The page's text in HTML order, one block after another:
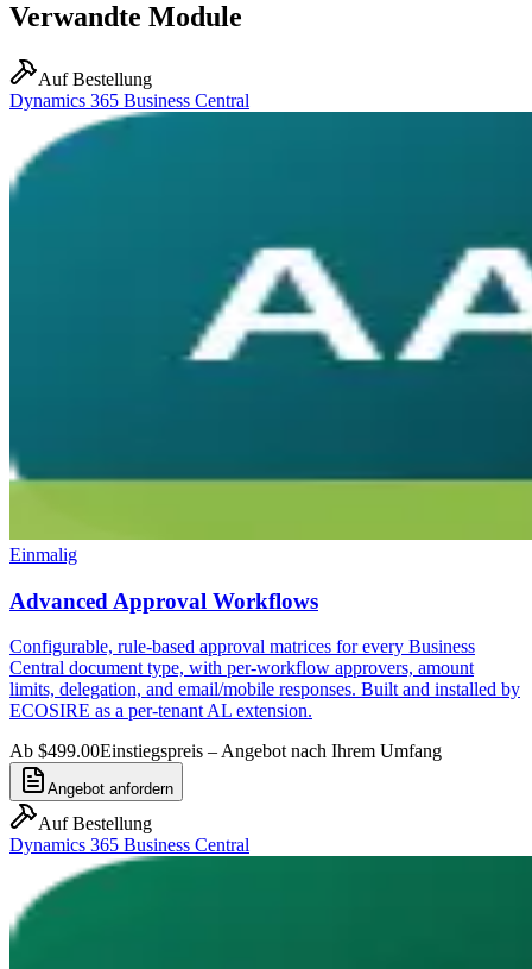
Verwandte Module
Auf Bestellung
Dynamics 365 Business Central
Einmalig
Advanced Approval Workflows
Configurable, rule-based approval matrices for every Business
Central document type, with per-workflow approvers, amount
limits, delegation, and email/mobile responses. Built and installed by
ECOSIRE as a per-tenant AL extension.
Ab $499.00Einstiegspreis – Angebot nach Ihrem Umfang
Angebot anfordern
Auf Bestellung
Dynamics 365 Business Central